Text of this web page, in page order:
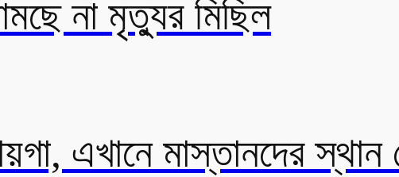
না মৃত্যুর মিছিল
এখানে মাস্তানদের